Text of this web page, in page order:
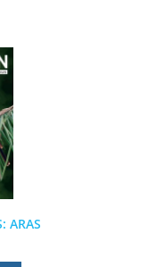
ARAS